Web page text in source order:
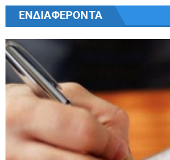
ΕΝΔΙΑΦΕΡΟΝΤΑ